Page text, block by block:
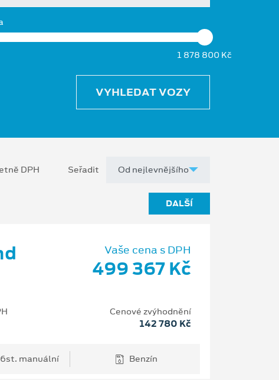
1 878 800 Kč
VYHLEDAT VOZY
DPH Seřadit
DALŠÍ
Vaše cena s DPH
499 367 Kč
Cenové zvýhodnění
142 780 Kč
6st. manuální Benzín